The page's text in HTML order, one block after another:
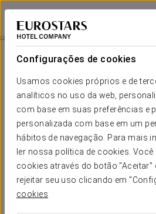
Configurações de cookies
Usamos cookies próprios e de
analíticos no uso da web,
com base em suas preferências e
personalizada com base em um
hábitos de navegação. Para mais
ler nossa política de cookies.
cookies através do botão
rejeitar seu uso clicando em
cookies
Crisol Quindós
LEÃO
Quartos
Quartos
O conforto e
Os quartos do Crisol Quindós são
carácter próprio. Cada um destes
única graças à singular combinação
repletos de cor e os toques artísticos
Para além disso, conseguem criar
conforto perfeita para relaxar e
comodidades. A nossa ampla gama
condicionado, conexão Wi-Fi e TV,